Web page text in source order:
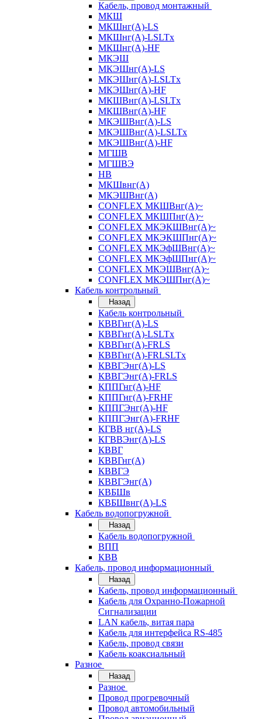
Кабель, провод монтажный
МКШ
МКШнг(А)-LS
МКШнг(А)-LSLTx
МКШнг(А)-HF
МКЭШ
МКЭШнг(А)-LS
МКЭШнг(А)-LSLTx
МКЭШнг(А)-HF
МКШВнг(A)-LSLTx
МКШВнг(А)-HF
МКЭШВнг(А)-LS
МКЭШВнг(A)-LSLTx
МКЭШВнг(А)-HF
МГШВ
МГШВЭ
НВ
МКШвнг(А)
МКЭШВнг(А)
CONFLEX МКШВнг(А)~
CONFLEX МКШПнг(А)~
CONFLEX МКЭКШВнг(А)~
CONFLEX МКЭКШПнг(А)~
CONFLEX МКЭфШВнг(А)~
CONFLEX МКЭфШПнг(А)~
CONFLEX МКЭШВнг(А)~
CONFLEX МКЭШПнг(А)~
Кабель контрольный
Назад
Кабель контрольный
КВВГнг(А)-LS
КВВГнг(А)-LSLTx
КВВГнг(А)-FRLS
КВВГнг(А)-FRLSLTx
КВВГЭнг(А)-LS
КВВГЭнг(А)-FRLS
КППГнг(А)-HF
КППГнг(А)-FRHF
КППГЭнг(А)-HF
КППГЭнг(А)-FRHF
КГВВ нг(А)-LS
КГВВЭнг(А)-LS
КВВГ
КВВГнг(А)
КВВГЭ
КВВГЭнг(А)
КВБШв
КВБШвнг(А)-LS
Кабель водопогружной
Назад
Кабель водопогружной
ВПП
КВВ
Кабель, провод информационный
Назад
Кабель, провод информационный
Кабель для Охранно-Пожарной
Сигнализации
LAN кабель, витая пара
Кабель для интерфейса RS-485
Кабель, провод связи
Кабель коаксиальный
Разное
Назад
Разное
Провод прогревочный
Провод автомобильный